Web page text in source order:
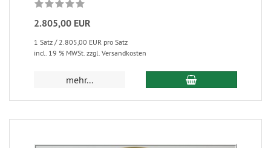
2.805,00 EUR
1 Satz / 2.805,00 EUR pro Satz
incl. 19 % MWSt. zzgl. Versandkosten
mehr...